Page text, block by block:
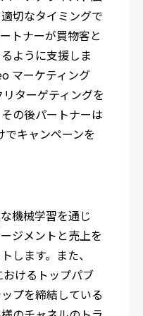
切なタイミングで
トナーが買物客と
ように支援しま
マーケティング
ターゲティングを
の後パートナーは
でキャンペーンを
機械学習を通じ
ジメントと売上を
します。また、
けるトップパブ
プを締結している